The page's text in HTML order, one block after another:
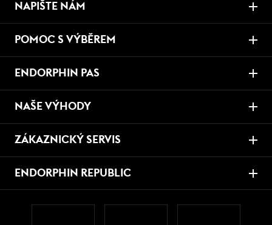
NAPIŠTE NÁM
POMOC S VÝBĚREM
ENDORPHIN PAS
NAŠE VÝHODY
ZÁKAZNICKÝ SERVIS
ENDORPHIN REPUBLIC